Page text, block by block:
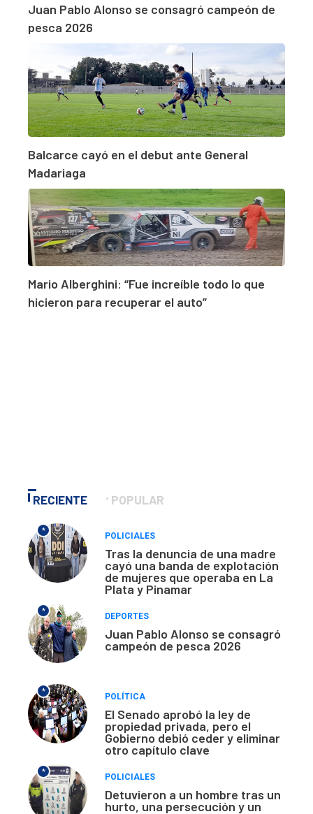
Juan Pablo Alonso se consagró campeón de
pesca 2026
Balcarce cayó en el debut ante General
Madariaga
Mario Alberghini: “Fue increíble todo lo que
hicieron para recuperar el auto”
RECIENTE POPULAR
*
POLICIALES
Tras la denuncia de una madre
cayó una banda de explotación
de mujeres que operaba en La
Plata y Pinamar
*
DEPORTES
Juan Pablo Alonso se consagró
campeón de pesca 2026
*
POLÍTICA
El Senado aprobó la ley de
propiedad privada, pero el
Gobierno debió ceder y eliminar
otro capítulo clave
*
POLICIALES
Detuvieron a un hombre tras un
hurto, una persecución y un